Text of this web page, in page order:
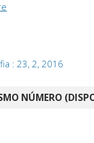
: 23, 2, 2016
NÚMERO